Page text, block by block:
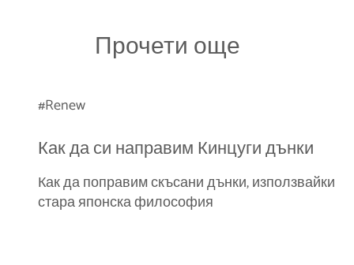
Прочети още
#Renew
Как да си направим Кинцуги дънки
Как да поправим скъсани дънки, използвайки
стара японска философия